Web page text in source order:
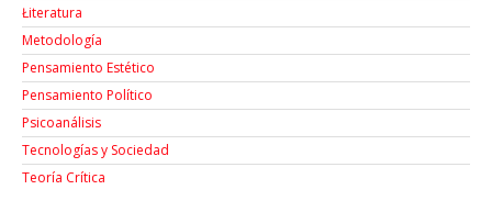
Łiteratura
Metodología
Pensamiento Estético
Pensamiento Político
Psicoanálisis
Tecnologías y Sociedad
Teoría Crítica